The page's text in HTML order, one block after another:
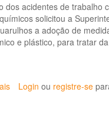
sobre
exposição
ocupacional
a
acidentes de trabalho
solicitou a
a adoção de
e plástico, para tratar
sobre
Login ou registre-se